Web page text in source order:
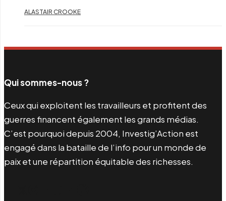
ALASTAIR CROOKE
Qui sommes-nous ?
Ceux qui exploitent les travailleurs et profitent des
guerres financent également les grands médias.
C’est pourquoi depuis 2004, Investig’Action est
engagé dans la bataille de l’info pour un monde de
paix et une répartition équitable des richesses.